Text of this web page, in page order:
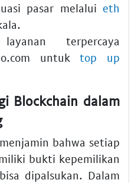
pasar melalui eth
layanan terpercaya
untuktop up
Blockchain dalam
bahwa setiap
bukti kepemilikan
dipalsukan. Dalam